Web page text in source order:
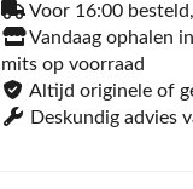
Voor 16:00
Vandaag ophalen
mits op voorraad
Altijd originele of
Deskundig advies